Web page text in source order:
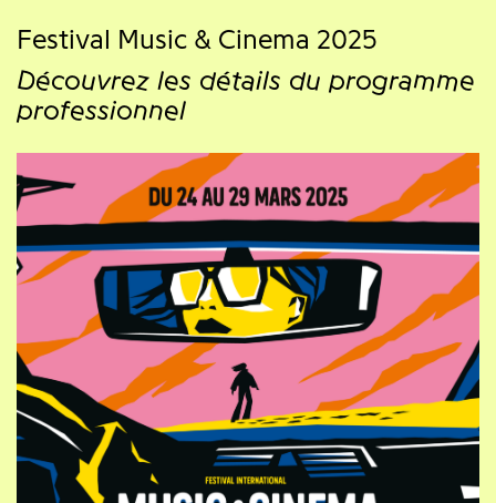
Festival Music & Cinema 2025
Découvrez les détails du programme
professionnel